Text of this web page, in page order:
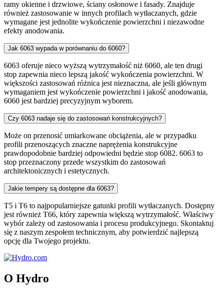
ramy okienne i drzwiowe, ściany osłonowe i fasady. Znajduje
również zastosowanie w innych profilach wytłaczanych, gdzie
wymagane jest jednolite wykończenie powierzchni i niezawodne
efekty anodowania.
Jak 6063 wypada w porównaniu do 6060?
6063 oferuje nieco wyższą wytrzymałość niż 6060, ale ten drugi
stop zapewnia nieco lepszą jakość wykończenia powierzchni. W
większości zastosowań różnica jest nieznaczna, ale jeśli głównym
wymaganiem jest wykończenie powierzchni i jakość anodowania,
6060 jest bardziej precyzyjnym wyborem.
Czy 6063 nadaje się do zastosowań konstrukcyjnych?
Może on przenosić umiarkowane obciążenia, ale w przypadku
profili przenoszących znaczne naprężenia konstrukcyjne
prawdopodobnie bardziej odpowiedni będzie stop 6082. 6063 to
stop przeznaczony przede wszystkim do zastosowań
architektonicznych i estetycznych.
Jakie tempery są dostępne dla 6063?
T5 i T6 to najpopularniejsze gatunki profili wytłaczanych. Dostępny
jest również T66, który zapewnia większą wytrzymałość. Właściwy
wybór zależy od zastosowania i procesu produkcyjnego. Skontaktuj
się z naszym zespołem technicznym, aby potwierdzić najlepszą
opcję dla Twojego projektu.
O Hydro